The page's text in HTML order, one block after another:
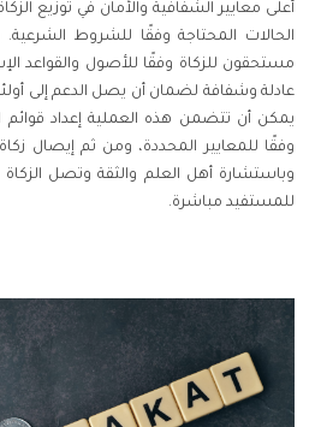
أعلى معايير الشفافية والأمان في توزيع
الحالات المحتاجة وفقًا للشروط
مستحقون للزكاة وفقًا للأصول والقواعد
عادلة وشفافة لضمان أن يصل الدعم إلى
يمكن أن تتضمن هذه العملية إعداد قوائم
وفقًا للمعايير المحددة، ومن ثم إيصال
للمستفيد مباشرة.